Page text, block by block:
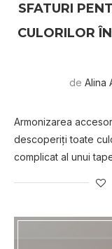
SFATURI
CULORILOR
de Alina
Armonizarea
descoperiţi toate
complicat al unui